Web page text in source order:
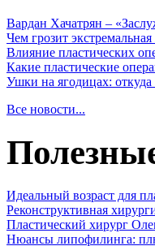
Вардан Хачатрян –
Чем грозит
Влияние пластических
Какие пластические
Ушки на ягодицах: откуда
Все новости...
Идеальный возраст для
Реконструктивная
Пластический хирург
Нюансы липофилинга: